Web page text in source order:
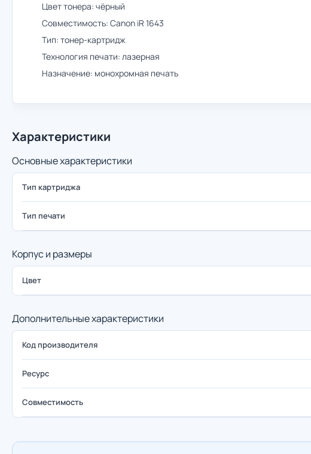
Цвет тонера: чёрный
Совместимость: Canon iR 1643
Тип: тонер-картридж
Технология печати: лазерная
Назначение: монохромная печать
Характеристики
Основные характеристики
Тип картриджа
Тип печати
Корпус и размеры
Цвет
Дополнительные характеристики
Код производителя
Ресурс
Совместимость